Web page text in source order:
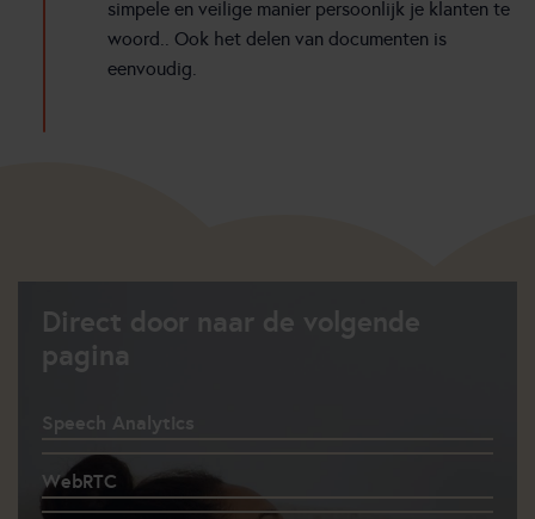
simpele en veilige manier persoonlijk je klanten te
woord.. Ook het delen van documenten is
eenvoudig.
Direct door naar de volgende
pagina
Speech Analytics
WebRTC